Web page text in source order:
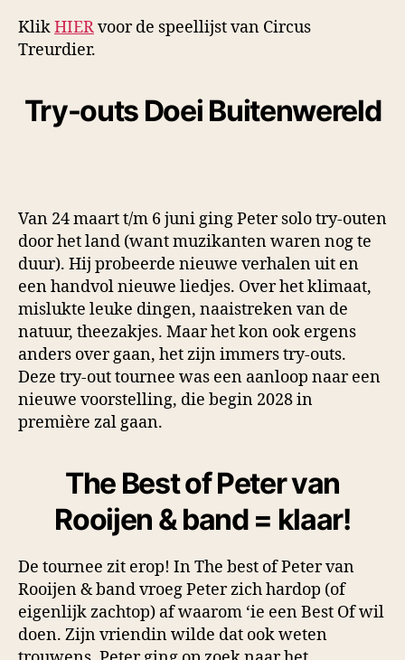
KlikHIERvoor de speellijst van Circus
Treurdier.
Try-outs Doei Buitenwereld
Van 24 maart t/m 6 juni ging Peter solo try-outen
door het land (want muzikanten waren nog te
duur). Hij probeerde nieuwe verhalen uit en
een handvol nieuwe liedjes. Over het klimaat,
mislukte leuke dingen, naaistreken van de
natuur, theezakjes. Maar het kon ook ergens
anders over gaan, het zijn immers try-outs.
Deze try-out tournee was een aanloop naar een
nieuwe voorstelling, die begin 2028 in
première zal gaan.
The Best of Peter van
Rooijen & band = klaar!
De tournee zit erop! In The best of Peter van
Rooijen & band vroeg Peter zich hardop (of
eigenlijk zachtop) af waarom ‘ie een Best Of wil
doen. Zijn vriendin wilde dat ook weten